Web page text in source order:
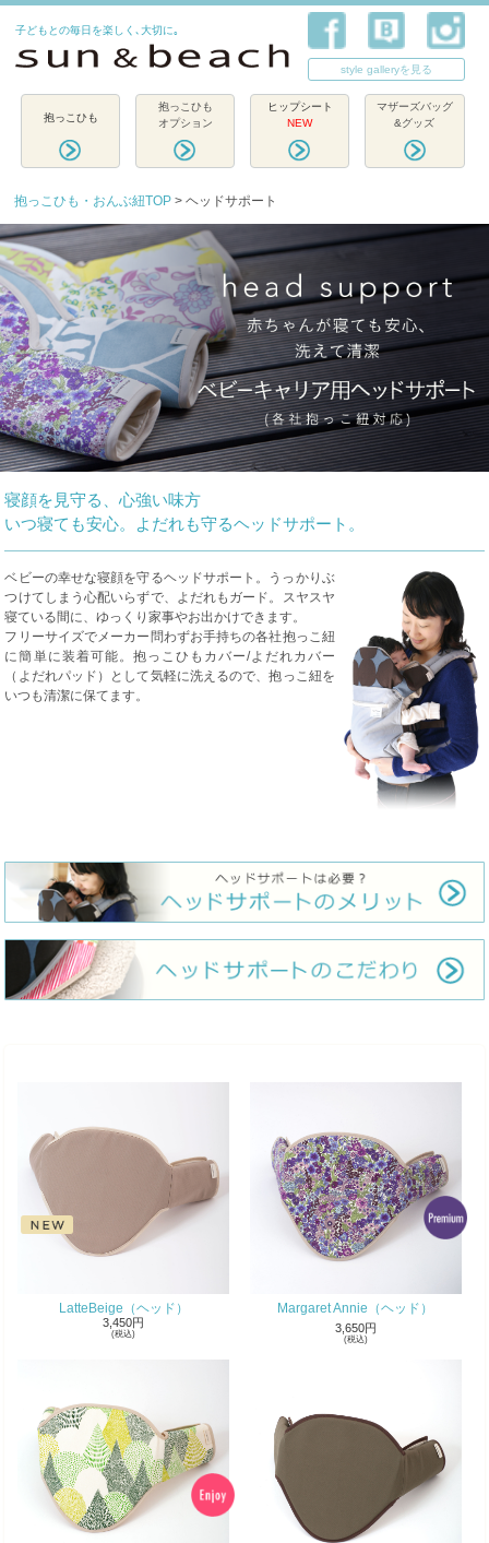
子どもとの毎日を楽しく､大切に｡
style galleryを見る
抱っこひも
抱っこひも
オプション
ヒップシート
NEW
マザーズバッグ
&グッズ
抱っこひも・おんぶ紐TOP > ヘッドサポート
寝顔を見守る、心強い味方
いつ寝ても安心。よだれも守るヘッドサポート。
ベビーの幸せな寝顔を守るヘッドサポート。うっかりぶ
つけてしまう心配いらずで、よだれもガード。スヤスヤ
寝ている間に、ゆっくり家事やお出かけできます。
フリーサイズでメーカー問わずお手持ちの各社抱っこ紐
に簡単に装着可能。抱っこひもカバー/よだれカバー
（よだれパッド）として気軽に洗えるので、抱っこ紐を
いつも清潔に保てます。
LatteBeige（ヘッド）
3,450円
(税込)
Margaret Annie（ヘッド）
3,650円
(税込)